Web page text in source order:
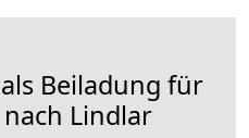
Beiladung für
Lindlar